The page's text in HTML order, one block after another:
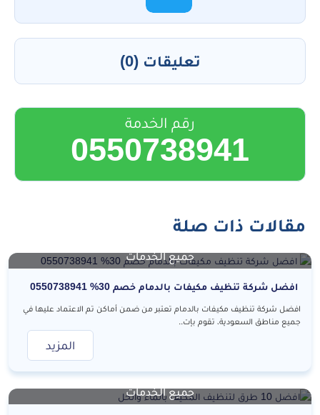
تعليقات (0)
رقم الخدمة
0550738941
مقالات ذات صلة
جميع الخدمات
افضل شركة تنظيف مكيفات بالدمام خصم 30% 0550738941
افضل شركة تنظيف مكيفات بالدمام تعتبر من ضمن أماكن تم الاعتماد عليها في
جميع مناطق السعودية، تقوم بإت..
المزيد
جميع الخدمات